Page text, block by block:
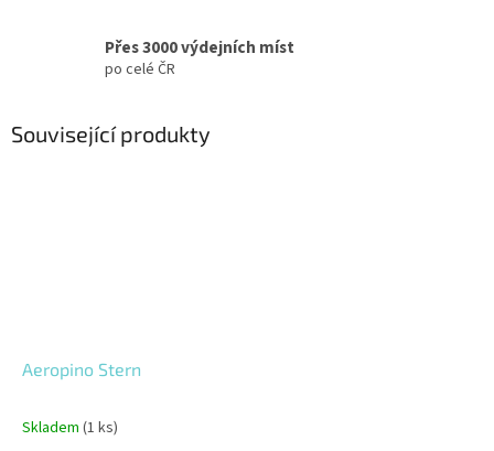
Přes 3000 výdejních míst
po celé ČR
Související produkty
Aeropino Stern
Průměrné
Skladem (1 ks)